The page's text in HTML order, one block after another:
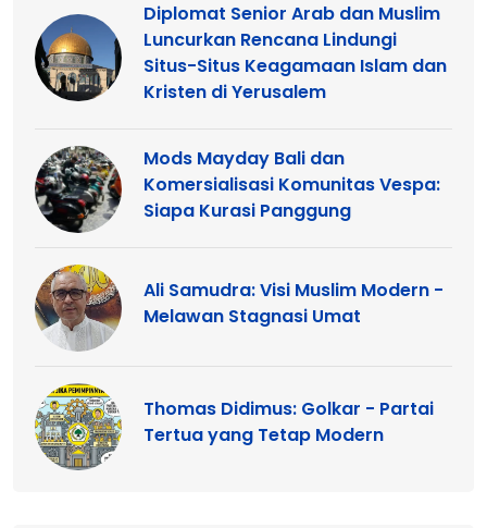
Diplomat Senior Arab dan Muslim
Luncurkan Rencana Lindungi
Situs-Situs Keagamaan Islam dan
Kristen di Yerusalem
Mods Mayday Bali dan
Komersialisasi Komunitas Vespa:
Siapa Kurasi Panggung
Ali Samudra: Visi Muslim Modern -
Melawan Stagnasi Umat
Thomas Didimus: Golkar - Partai
Tertua yang Tetap Modern